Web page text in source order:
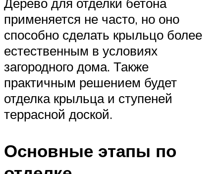
применяется не часто, но оно
способно сделать крыльцо более
естественным в условиях
загородного дома. Также
практичным решением будет
отделка крыльца и ступеней
террасной доской.
Основные этапы по